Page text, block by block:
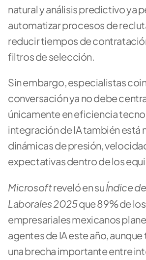
natural y análisis predictivo ya
automatizar procesos de
reducir tiempos de
filtros de selección.
Sin embargo, especialistas
conversación ya no debe
únicamente en eficiencia
integración de IA también
dinámicas de presión,
expectativas dentro de los
Microsoft reveló en su Índice
Laborales 2025 que 89% de
empresariales mexicanos
agentes de IA este año,
una brecha importante entre